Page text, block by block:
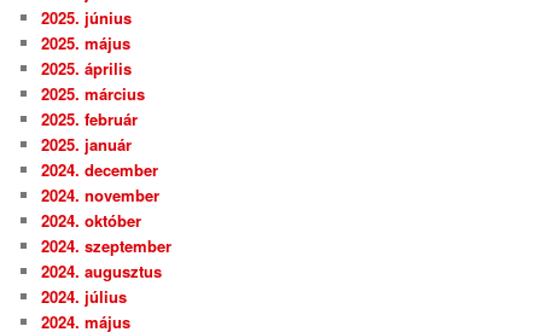
2025. június
2025. május
2025. április
2025. március
2025. február
2025. január
2024. december
2024. november
2024. október
2024. szeptember
2024. augusztus
2024. július
2024. május